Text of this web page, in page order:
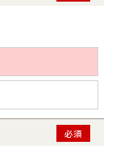
必須